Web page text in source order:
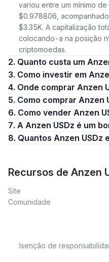
variou entre um mínimo
$0.978806,
$3.35K. A capitalização
colocando-a na posição
criptomoedas.
2. Quanto custa um
3. Como investir em
4. Onde comprar Anzen
5. Como comprar Anzen
6. Como vender Anzen
7. A Anzen USDz é um
8. Quantos Anzen USDz
Recursos de Anzen
Site
Comunidade
Isenção de